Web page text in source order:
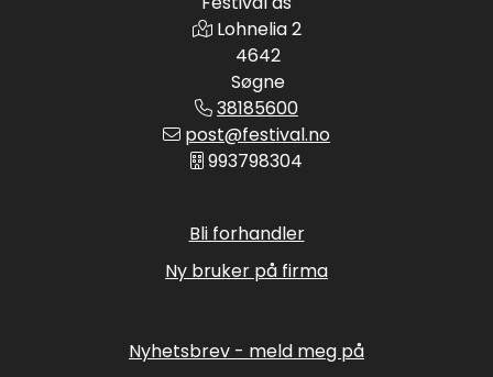
Lohnelia 2
4642
Søgne
38185600
post@festival.no
993798304
Bli forhandler
Ny bruker på firma
Nyhetsbrev - meld meg på